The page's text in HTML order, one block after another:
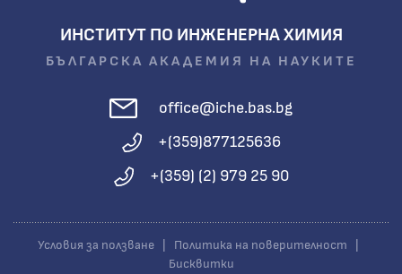
ИНСТИТУТ ПО ИНЖЕНЕРНА ХИМИЯ
БЪЛГАРСКА АКАДЕМИЯ НА НАУКИТЕ
office@iche.bas.bg
+(359)877125636
+(359) (2) 979 25 90
Условия за ползване Политика на поверителност
Бисквитки